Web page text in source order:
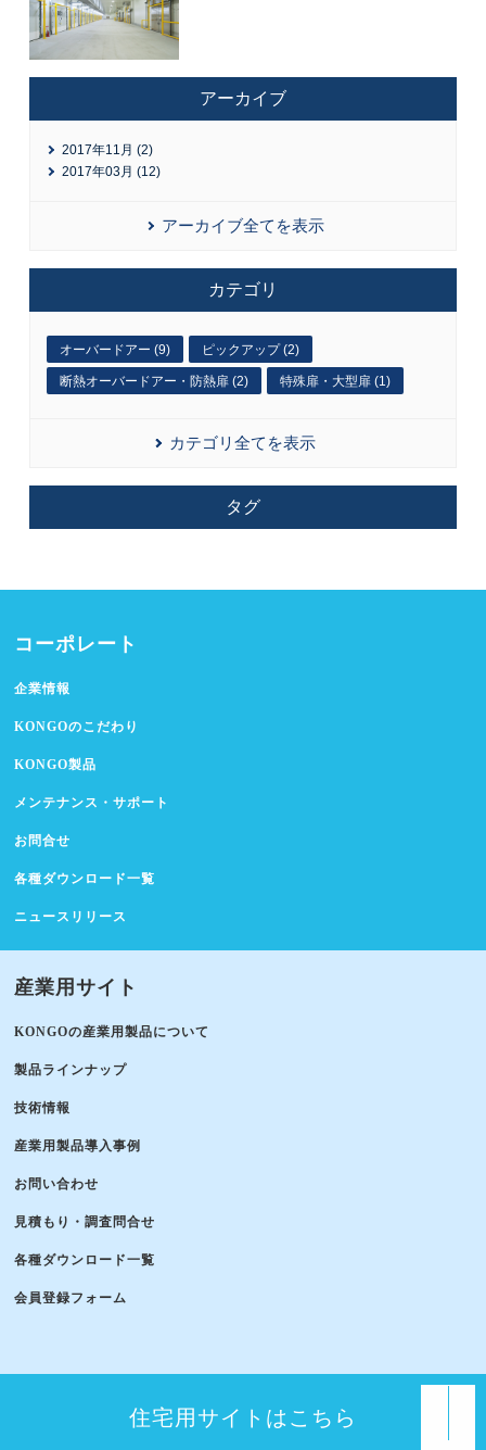
アーカイブ
2017年11月 (2)
2017年03月 (12)
アーカイブ全てを表示
カテゴリ
オーバードアー (9) ピックアップ (2)
断熱オーバードアー・防熱扉 (2) 特殊扉・大型扉 (1)
カテゴリ全てを表示
タグ
コーポレート
企業情報
KONGOのこだわり
KONGO製品
メンテナンス・サポート
お問合せ
各種ダウンロード一覧
ニュースリリース
産業用サイト
KONGOの産業用製品について
製品ラインナップ
技術情報
産業用製品導入事例
お問い合わせ
見積もり・調査問合せ
各種ダウンロード一覧
会員登録フォーム
住宅用サイトはこちら